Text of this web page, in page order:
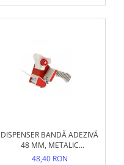
DISPENSER BANDĂ ADEZIVĂ
48 MM, METALIC
PROFESIONAL
48,40 RON